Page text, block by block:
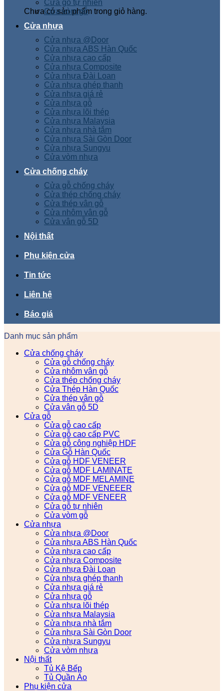
Chưa có sản phẩm trong giỏ hàng.
Cửa gỗ tự nhiên
Cửa vòm gỗ
Cửa nhựa
Cửa nhựa @Door
Cửa nhựa ABS Hàn Quốc
Cửa nhựa cao cấp
Cửa nhựa Composite
Cửa nhựa Đài Loan
Cửa nhựa ghép thanh
Cửa nhựa giá rẻ
Cửa nhựa gỗ
Cửa nhựa lõi thép
Cửa nhựa Malaysia
Cửa nhựa nhà tắm
Cửa nhựa Sài Gòn Door
Cửa nhựa Sungyu
Cửa vòm nhựa
Cửa chống cháy
Cửa gỗ chống cháy
Cửa thép chống cháy
Cửa thép vân gỗ
Cửa nhôm vân gỗ
Cửa vân gỗ 5D
Nội thất
Phụ kiện cửa
Tin tức
Liên hệ
Báo giá
Danh mục sản phẩm
Cửa chống cháy
Cửa gỗ chống cháy
Cửa nhôm vân gỗ
Cửa thép chống cháy
Cửa Thép Hàn Quốc
Cửa thép vân gỗ
Cửa vân gỗ 5D
Cửa gỗ
Cửa gỗ cao cấp
Cửa gỗ cao cấp PVC
Cửa gỗ công nghiệp HDF
Cửa Gỗ Hàn Quốc
Cửa gỗ HDF VENEER
Cửa gỗ MDF LAMINATE
Cửa gỗ MDF MELAMINE
Cửa gỗ MDF VENEEER
Cửa gỗ MDF VENEER
Cửa gỗ tự nhiên
Cửa vòm gỗ
Cửa nhựa
Cửa nhựa @Door
Cửa nhựa ABS Hàn Quốc
Cửa nhựa cao cấp
Cửa nhựa Composite
Cửa nhựa Đài Loan
Cửa nhựa ghép thanh
Cửa nhựa giá rẻ
Cửa nhựa gỗ
Cửa nhựa lõi thép
Cửa nhựa Malaysia
Cửa nhựa nhà tắm
Cửa nhựa Sài Gòn Door
Cửa nhựa Sungyu
Cửa vòm nhựa
Nội thất
Tủ Kệ Bếp
Tủ Quần Áo
Phụ kiện cửa